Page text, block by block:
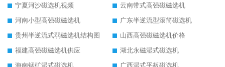
宁夏河沙磁选机视频
云南带式高强磁磁选机
河南小型高强磁磁选机
广东半逆流型滚筒磁选机
贵州半逆流式弱磁选机结构图
山西高强磁磁选机价格
福建高强磁磁选机供应
湖北永磁湿式磁选机
海南锰矿湿式磁选机
广西湿式平板磁选机